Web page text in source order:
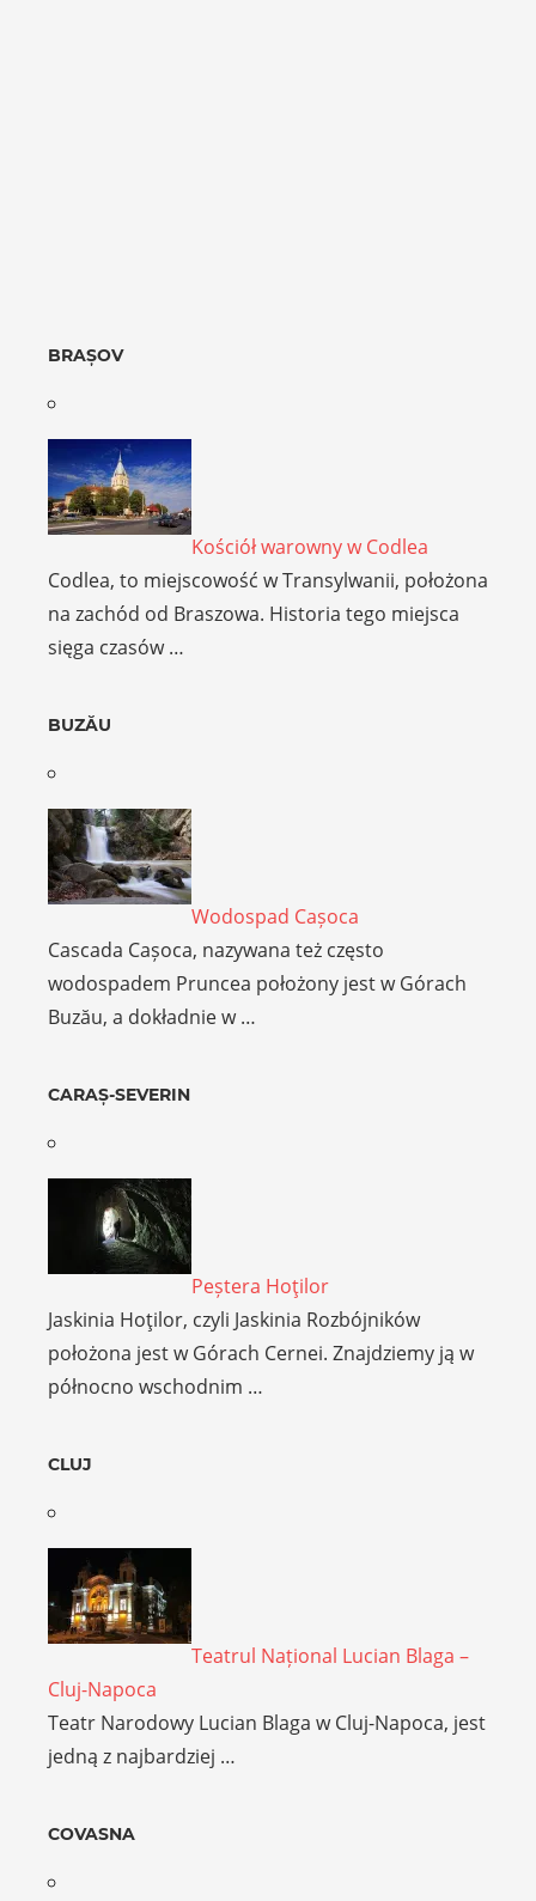
BRAȘOV
Kościół warowny w Codlea
Codlea, to miejscowość w Transylwanii, położona
na zachód od Braszowa. Historia tego miejsca
sięga czasów …
BUZĂU
Wodospad Cașoca
Cascada Cașoca, nazywana też często
wodospadem Pruncea położony jest w Górach
Buzău, a dokładnie w …
CARAȘ-SEVERIN
Peștera Hoţilor
Jaskinia Hoţilor, czyli Jaskinia Rozbójników
położona jest w Górach Cernei. Znajdziemy ją w
północno wschodnim …
CLUJ
Teatrul Național Lucian Blaga –
Cluj-Napoca
Teatr Narodowy Lucian Blaga w Cluj-Napoca, jest
jedną z najbardziej …
COVASNA